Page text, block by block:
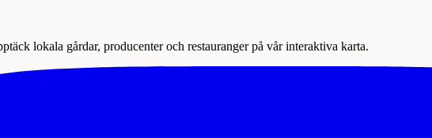
lokala gårdar, producenter och restauranger på vår interaktiva karta.